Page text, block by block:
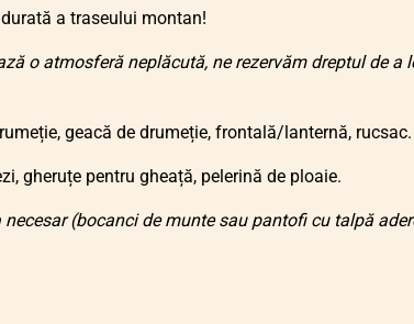
a traseului montan!
o atmosferă neplăcută, ne rezervăm dreptul de a
geacă de drumeție, frontală/lanternă, rucsac.
gheruțe pentru gheață, pelerină de ploaie.
necesar (bocanci de munte sau pantofi cu talpă